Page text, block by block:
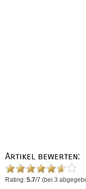
Artikel bewerten:
Rating: 5.7/7 (bei 3